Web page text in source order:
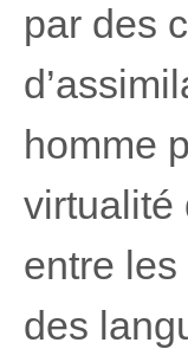
par des
homme
virtualité
entre
des